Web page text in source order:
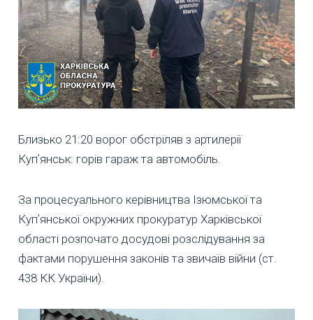
Близько 21:20 ворог обстріляв з артилерії
Купʼянськ: горів гараж та автомобіль.
За процесуального керівництва Ізюмської та
Купʼянської окружних прокуратур Харківської
області розпочато досудові розслідування за
фактами порушення законів та звичаїв війни (ст.
438 КК України).